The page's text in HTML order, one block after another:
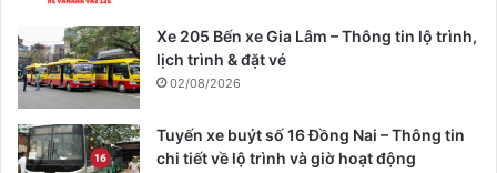
Xe 205 Bến xe Gia Lâm – Thông tin lộ trình,
lịch trình & đặt vé
02/08/2026
Tuyến xe buýt số 16 Đồng Nai – Thông tin
chi tiết về lộ trình và giờ hoạt động